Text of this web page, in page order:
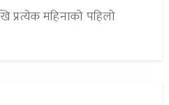
महिनाको पहिलो